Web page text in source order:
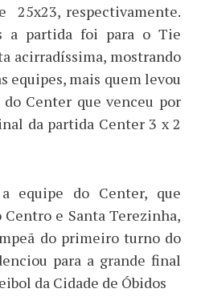
25x23, respectivamente.
a partida foi para o Tie
acirradíssima, mostrando
equipes, mais quem levou
Center que venceu por
da partida Center 3 x 2
equipe do Center, que
e Santa Terezinha,
do primeiro turno do
para a grande final
da Cidade de Óbidos